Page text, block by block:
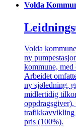
Volda
Volda
ny
kommune,
Arbeidet
ny sjøledning,
midlertidig
trafikkavvikling
pris (100%).